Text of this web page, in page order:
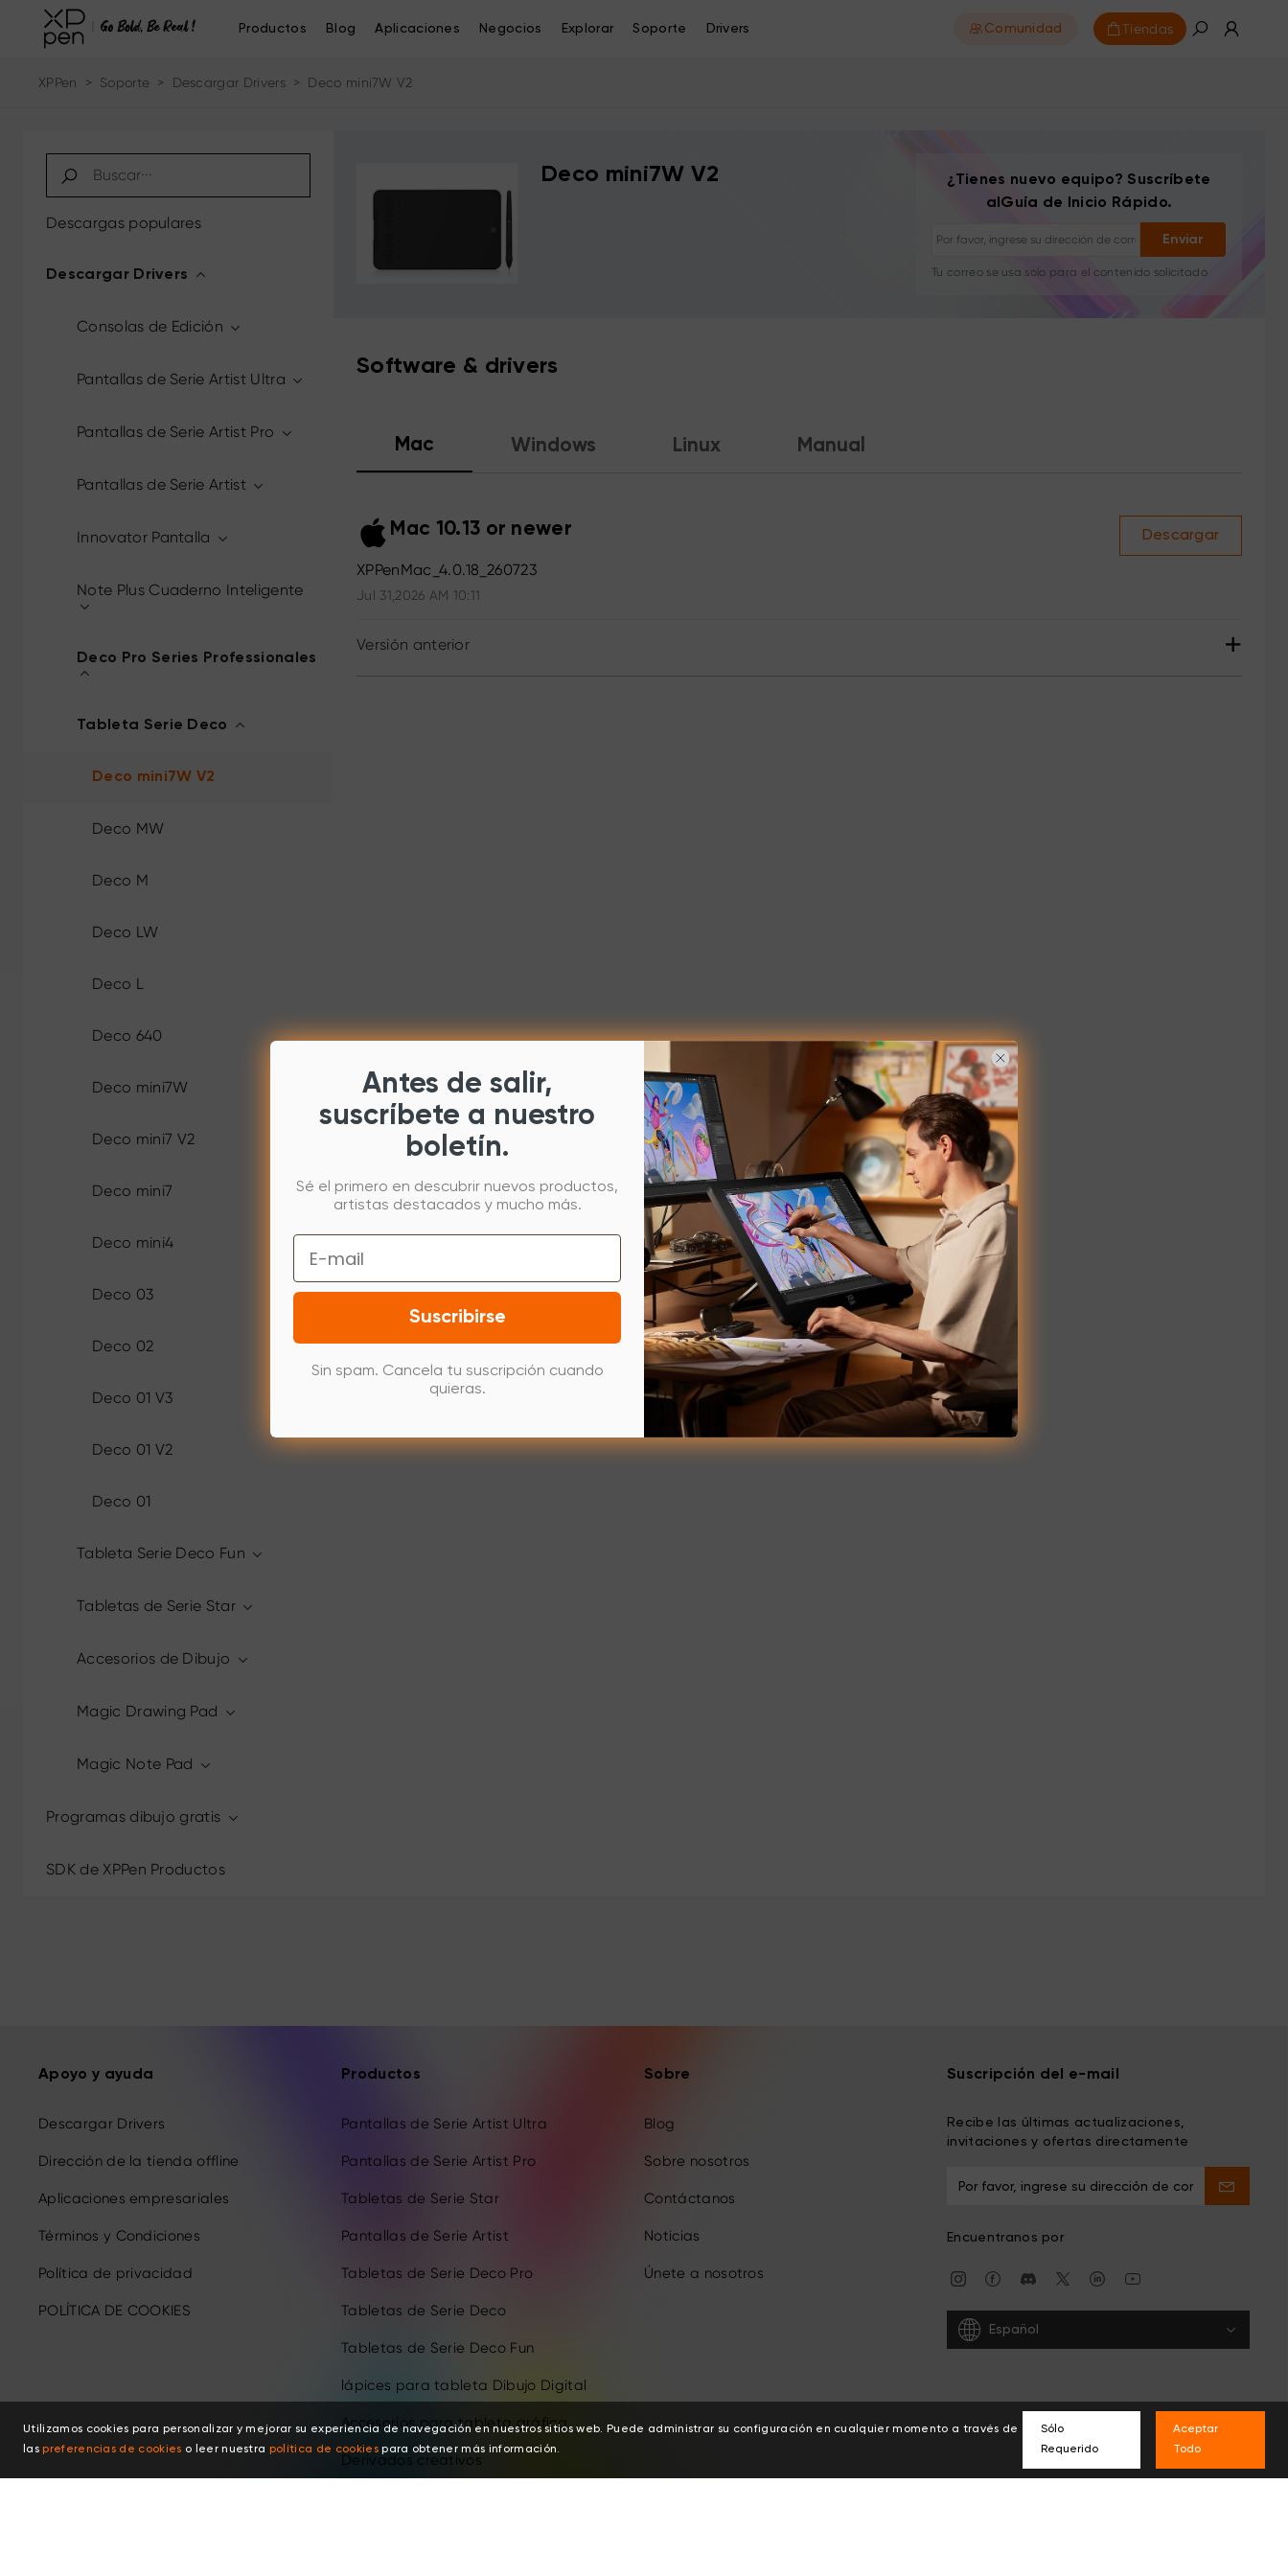
Productos Blog Aplicaciones Negocios Explorar Soporte Drivers Comunidad Tiendas
XPPen > Soporte > Descargar Drivers > Deco mini7W V2
Descargas populares
Descargar Drivers
Consolas de Edición
Pantallas de Serie Artist Ultra
Pantallas de Serie Artist Pro
Pantallas de Serie Artist
Innovator Pantalla
Note Plus Cuaderno Inteligente
Deco Pro Series Professionales
Tableta Serie Deco
Deco mini7W V2
Deco MW
Deco M
Deco LW
Deco L
Deco 640
Deco mini7W
Deco mini7 V2
Deco mini7
Deco mini4
Deco 03
Deco 02
Deco 01 V3
Deco 01 V2
Deco 01
Tableta Serie Deco Fun
Tabletas de Serie Star
Accesorios de Dibujo
Magic Drawing Pad
Magic Note Pad
Programas dibujo gratis
SDK de XPPen Productos
Deco mini7W V2
¿Tienes nuevo equipo? Suscríbete
alGuía de Inicio Rápido.
Enviar
Nuevos lanzamientos y ofertas
Historias de artistas e inspiración
Darse de baja: con un clic en cualquier momento
Software & drivers
Mac Windows Linux Manual
Mac 10.13 or newer
XPPenMac_4.0.18_260723
Jul 31,2026 AM 10:11
Descargar
Versión anterior +
Apoyo y ayuda
Descargar Drivers
Dirección de la tienda offline
Aplicaciones empresariales
Términos y Condiciones
Política de privacidad
POLÍTICA DE COOKIES
Productos
Pantallas de Serie Artist Ultra
Pantallas de Serie Artist Pro
Tabletas de Serie Star
Pantallas de Serie Artist
Tabletas de Serie Deco Pro
Tabletas de Serie Deco
Tabletas de Serie Deco Fun
lápices para tableta Dibujo Digital
Accesorios para tableta gráfica
Derivados creativos
Sobre
Blog
Sobre nosotros
Contáctanos
Noticias
Únete a nosotros
Suscripción del e-mail
Recibe las últimas actualizaciones,
invitaciones y ofertas directamente
Encuentranos por
Español
Utilizamos cookies para personalizar y mejorar su experiencia de navegación en nuestros sitios web. Puede administrar su configuración en cualquier momento a través de
laspreferencias de cookies o leer nuestra política de cookiespara obtener más información.
Sólo
Requerido
Aceptar
Todo
Antes de salir,
suscríbete a nuestro
boletín.
Sé el primero en descubrir nuevos productos,
artistas destacados y mucho más.
Email
Suscribirse
Sin spam. Cancela tu suscripción cuando
quieras.